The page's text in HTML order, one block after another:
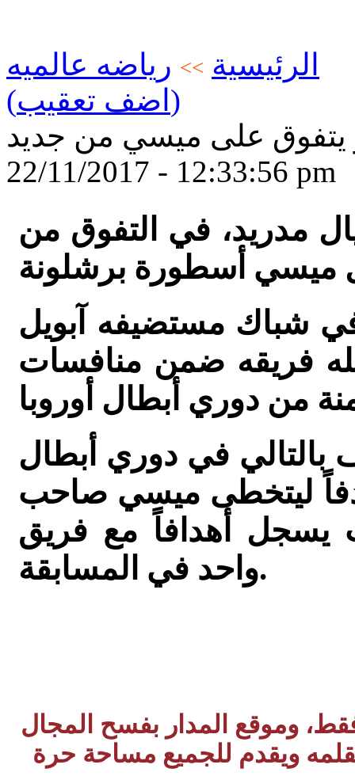
الرئيسية >> رياضه عالميه
(اضف تعقيب)
يتفوق على ميسي من جديد
22/11/2017 - 12:33:56 pm
مدريد، في التفوق من
في شباك مستضيفه آبويل
أهداف سجله فريقه ضمن منافسات
بالتالي في دوري أبطال
مع ريال مدريد إلى 98 هدفاً ليتخطى ميسي صاحب
يسجل أهدافاً مع فريق
واحد في المسابقة.
وموقع المدار بفسح المجال
ويقدم للجميع مساحة حرة